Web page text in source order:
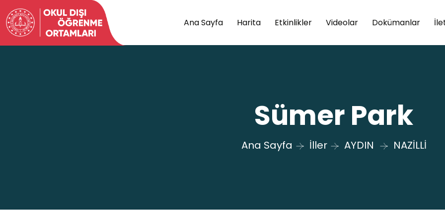
Ana Sayfa Harita Etkinlikler Videolar Dokümanlar
Sümer Park
Ana Sayfa İller AYDIN NAZİLLİ